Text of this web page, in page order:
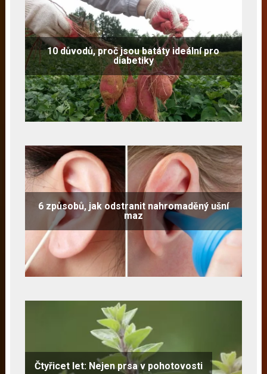
10 důvodů, proč jsou batáty ideální pro
diabetiky
6 způsobů, jak odstranit nahromaděný ušní
maz
Čtyřicet let: Nejen prsa v pohotovosti